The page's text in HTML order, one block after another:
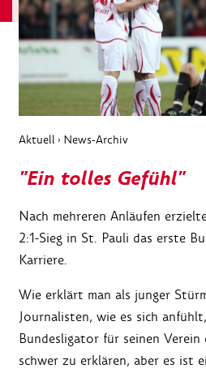
Aktuell › News-Archiv
"Ein tolles Gefühl"
Nach mehreren Anläufen
2:1-Sieg in St. Pauli das erste
Karriere.
Wie erklärt man als junger
Journalisten, wie es sich
Bundesligator für seinen
schwer zu erklären, aber es ist